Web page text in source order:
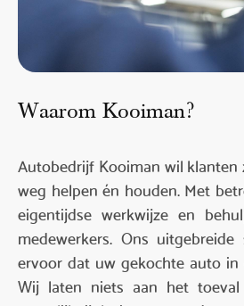
Waarom Kooiman?
Autobedrijf Kooiman wil
weg helpen én houden. Met
eigentijdse werkwijze en
medewerkers. Ons
ervoor dat uw gekochte auto
Wij laten niets aan het